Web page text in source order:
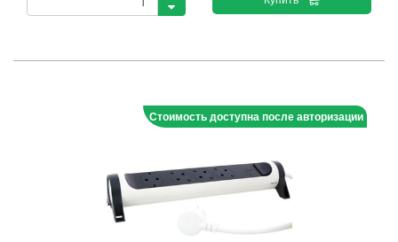
Стоимость доступна после авторизации